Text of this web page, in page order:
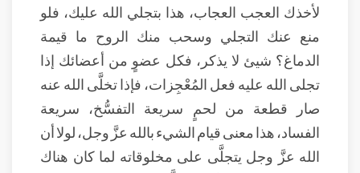
لأخذك العجب العجاب، هذا بتجلي الله عليك، فلو
منع عنك التجلي وسحب منك الروح ما قيمة
الدماغ؟ شيئ لا يذكر، فكل عضوٍ من أعضائك إذا
تجلى الله عليه فعل المُعْجِزات، فإذا تخلَّى الله عنه
صار قطعة من لحمٍ سريعة التفسُّخ، سريعة
الفساد، هذا معنى قيام الشيء بالله عزَّ وجل، لولا أن
الله عزَّ وجل يتجلَّى على مخلوقاته لما كان هناك